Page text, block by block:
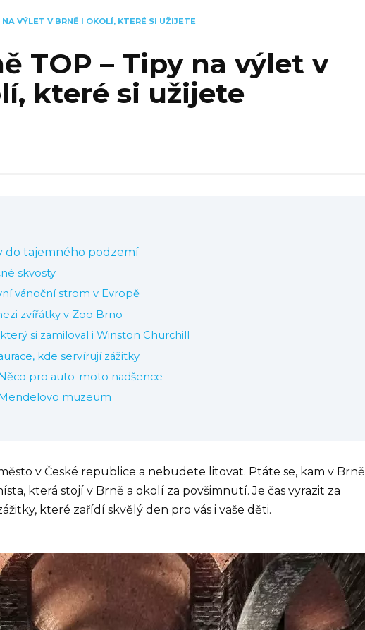
VÝLET V BRNĚ I OKOLÍ, KTERÉ SI UŽIJETE
TOP – Tipy na výlet v
které si užijete
do tajemného podzemí
skvosty
vánoční strom v Evropě
zvířátky v Zoo Brno
si zamiloval i Winston Churchill
kde servírují zážitky
pro auto-moto nadšence
muzeum
v České republice a nebudete litovat. Ptáte se, kam v Brně
která stojí v Brně a okolí za povšimnutí. Je čas vyrazit za
které zařídí skvělý den pro vás i vaše děti.